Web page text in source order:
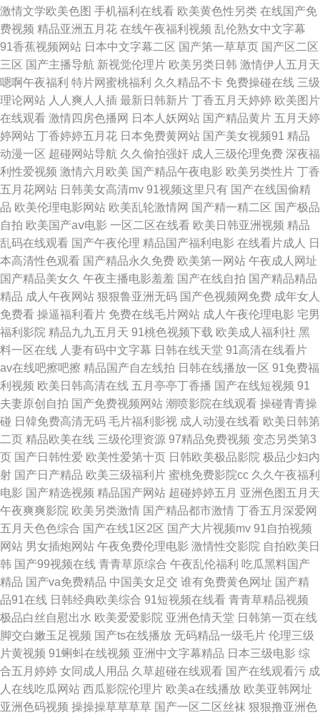
品 含羞草在线观看 男女艹视频网站网页 熟女中文 97人妻人人揉 日韩怡红院
草莓视频网 九九精品国产九九 日本一级在线播放 在线熟女 女人梦见房屋破
烂不堪 91免費 国产国语在线观看视频 avtt天堂网杏花村 青娱乐狼友综合
91WWWWWW 色婷婷人人做人人白丝 91这里 国产精品视频2p 麻豆成人免
费 日韩无人区电影高清版 91福利局 欧美一区精品 99插无码99 黄色一级二
级大片 青青草天天干 性文肥老太婆AA网 火影忍者在线观看 91大全在线观看
免费 国产91网站 久久精品网 香蕉vs伊人 九热这里只有精品44 91探花干逼
国产精选在线 老湿机福利看片 日韩无码高清专区 91九色视频pron 日韩av高
清在线成人 成人91 久久不卡 日韩AN 一级做α爱毛片久久 温柔贤淑的清纯美
女 AV免费在线 激情亚洲图区 欧美日韩中文在线 亚洲国产综合网 91n处女视
频 国产精品福利网站 老湿机午夜视频 精品兔费产品绘合综合 日韩三级在线
看 www18国产 在线亚洲久草网 草莓啪啪性交 美女网站在线观看 无码一区
二区高潮喷水 久久青草av 91看片网站下载 国产精精品在线资源 欧美浮力
97超碰老师 在线啪啪av 不卡av岛国 欧美日韩久久伊人 在线观看青草啪啪啪
日本黄色仓库网站 AV韩日 九1在线观看网页 日韩妈妈三区 91九色pron在线
天天看天天透 伪娘网址 人人妻人人做人人精 国产精品久久不能 女色国产一
级 亚洲精品色婷婷网 人妻97资源站 97总资源免费资源站 精品无码在 精品噜
久在线 日韩bwww 福利社30秒免费体验 欧美福利 性爱公司 欧美日韩亚洲精
品成人在线 99热精品在线9 成人丁香五月中文字幕 中文字幕在线观看网址
91撸啊撸射看片91 黑丝喷水 欧美亚洲另类成熟 69热9 长长长长久久久久成
激情文学欧美色图 手机福利在线看 欧美黄色性另类 在线国产免
费视频 精品亚洲五月花 在线午夜福利视频 乱伦熟女中文字幕
91香蕉视频网站 日本中文字幕二区 国产第一草草页 国产区二区
三区 国产主播导航 新视觉伦理片 欧美另类日韩 激情伊人五月天
嗯啊午夜福利 特片网蜜桃福利 久久精品不卡 免费操碰在线 三级
理论网站 人人爽人人插 最新日韩新片 丁香五月天婷婷 欧美图片
在线观看 激情四房色播网 日本人妖网站 国产精品黄片 五月天婷
婷网站 丁香婷婷五月花 日本免费黄网站 国产美女视频91 精品
动漫一区 超碰网站导航 久久偷拍强奸 成人三级伦理免费 深夜福
利性爱视频 激情六月欧美 国产精品午夜电影 欧美另类性片 丁香
五月花网站 日韩美女高清mv 91视频这里只有 国产在线国偷精
品 欧美伦理电影网站 欧美乱轮激情网 国产精一精二区 国产极品
自拍 欧美国产aⅴ电影 一区二区在线看 欧美日韩亚洲视频 精品
乱码在线观看 国产午夜伦理 精品国产福利电影 在线看片成人
日
本高清性色观看 国产精品永久免费 欧美第一网站 午夜成人网址
国产精品美女久 午夜主播电影羞羞 国产在线自拍 国产精品精品
精品 成人午夜网站 狠狠鲁亚洲无码 国产色视频网免费 成年女人
免费看 操逼福利看片 免费在线毛片网站 成人午夜伦理电影 宅男
福利影院 精品九九五月天 91桃色视频下载 欧美成人福利社 黑
料一区在线 人妻有码中文字幕 日韩在线天堂 91高清在线看片
av在线吧擦吧擦 精品国产自左线拍 日韩在线播放一区 91免费福
利视频 欧美日韩高清在线 五月亭亭丁香播 国产在线短视频 91
夫妻原创自拍 国产免费视频网站 潮喷影院在线观看 操碰青青操
碰 日韓免费高清无码 毛片福利影视 成人动漫在线看 欧美日韩第
二页 精品欧美在线 三级伦理资源 97精品免费视频 变态另类第3
页 国产日韩性爱 欧美性爱第十页 日韩欧美极品影院 极品少妇内
射 国产日产精品 欧美三级福利片 蜜桃免费影院cc 久久午夜福利
电影 国产精选视频 精品国产网站 超碰婷婷五月 亚洲色图五月天
午夜爽爽影院 欧美另类激情 国产精品都市激情 丁香五月深爱网
五月天色色综合 国产在线1区2区 国产大片视频mv 91自拍视频
网站 男女插炮网站 午夜免费伦理电影 激情性交影院 自拍欧美日
韩 国产99视频在线 青青草原综合 午夜乱伦福利 吃瓜黑料国产
精品 国产va免费精品 中国美女足交 谁有免费黄色网址 国产精
品91在线 日韩经典欧美综合 91短视频在线看 青青草精品视频
极品白丝自慰出水 欧美爱爱影院 亚洲色情天堂 日韩第一页在线
脚交白嫩玉足视频 国产ts在线播放 无码精品一级毛片 伦理三级
片黄视频 91蝌蚪在线视频 亚洲中文字幕精品 日本三级电影 综
合五月婷婷 女同成人用品 久草超碰在线观看 国产在线观看污 成
人在线吃瓜网站 西瓜影院伦理片 欧美a在线播放 欧美亚韩网址
亚洲色码视频 操操操草草草草 国产一区二区丝袜 狠狠撸亚洲色